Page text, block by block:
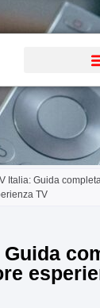
Italia: Guida
TV